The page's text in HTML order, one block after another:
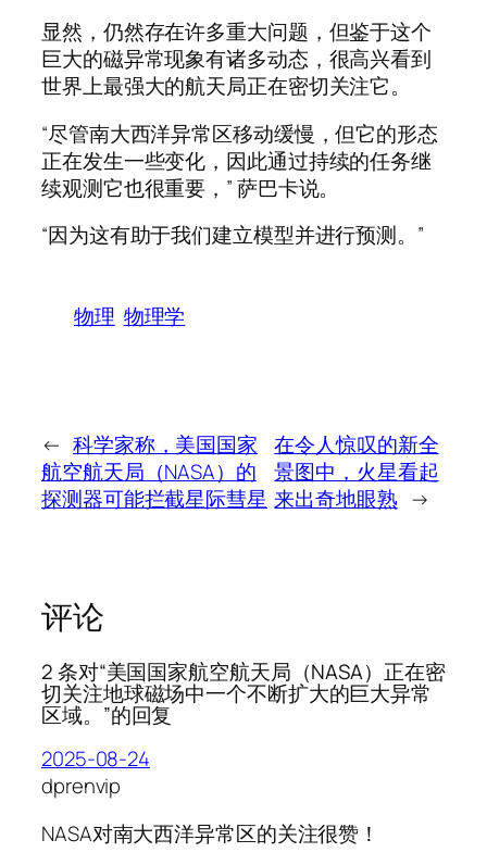
显然，仍然存在许多重大问题，但鉴于这个
巨大的磁异常现象有诸多动态，很高兴看到
世界上最强大的航天局正在密切关注它。
“尽管南大西洋异常区移动缓慢，但它的形态
正在发生一些变化，因此通过持续的任务继
续观测它也很重要，” 萨巴卡说。
“因为这有助于我们建立模型并进行预测。”
物理 物理学
← 科学家称，美国国家
航空航天局（NASA）的
探测器可能拦截星际彗星
在令人惊叹的新全
景图中，火星看起
来出奇地眼熟 →
评论
2 条对“美国国家航空航天局（NASA）正在密
切关注地球磁场中一个不断扩大的巨大异常
区域。”的回复
2025-08-24
dprenvip
NASA对南大西洋异常区的关注很赞！